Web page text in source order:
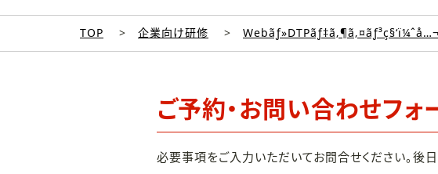
TOP 企業向け研修
ご予約・お問い合わせフォ
必要事項をご入力いただいてお問合せください。後